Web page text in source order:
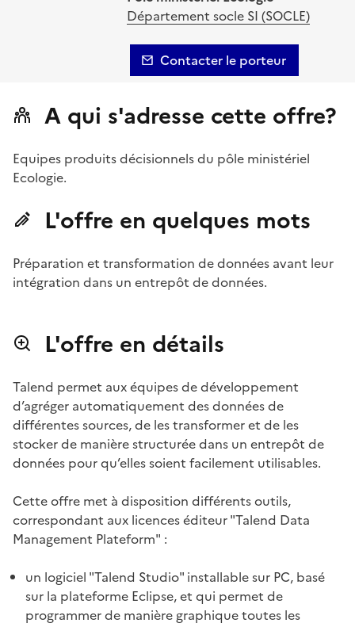
Département socle SI (SOCLE)
Contacter le porteur
A qui s'adresse cette offre?
Equipes produits décisionnels du pôle ministériel
Ecologie.
L'offre en quelques mots
Préparation et transformation de données avant leur
intégration dans un entrepôt de données.
L'offre en détails
Talend permet aux équipes de développement
d’agréger automatiquement des données de
différentes sources, de les transformer et de les
stocker de manière structurée dans un entrepôt de
données pour qu’elles soient facilement utilisables.
Cette offre met à disposition différents outils,
correspondant aux licences éditeur "Talend Data
Management Plateform" :
un logiciel "Talend Studio" installable sur PC, basé
sur la plateforme Eclipse, et qui permet de
programmer de manière graphique toutes les